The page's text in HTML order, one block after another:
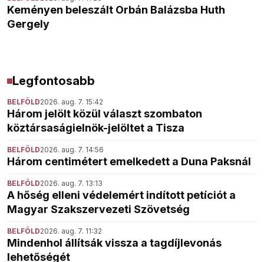
Keményen beleszált Orbán Balázsba Huth
Gergely
Legfontosabb
BELFÖLD2026. aug. 7. 15:42
Három jelölt közül választ szombaton
köztársaságielnök-jelöltet a Tisza
BELFÖLD2026. aug. 7. 14:56
Három centimétert emelkedett a Duna Paksnál
BELFÖLD2026. aug. 7. 13:13
A hőség elleni védelemért indított petíciót a
Magyar Szakszervezeti Szövetség
BELFÖLD2026. aug. 7. 11:32
Mindenhol állítsák vissza a tagdíjlevonás
lehetőségét